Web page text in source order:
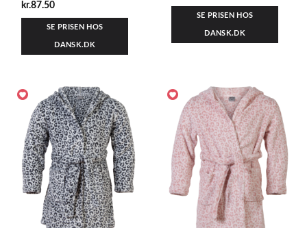
kr.87.50
SE PRISEN HOS
DANSK.DK
SE PRISEN HOS
DANSK.DK